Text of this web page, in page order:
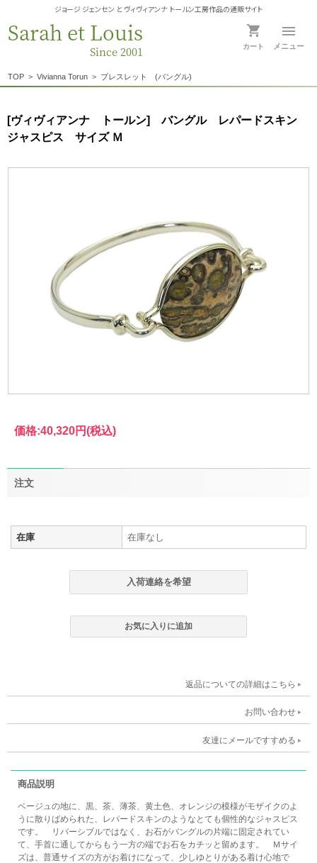
ジョージ ジェンセン と ヴィヴィアンナ トールン工房作品の通販サイト
Sarah et Louis
Since 2001 カート メニュー
TOP > Vivianna Torun > ブレスレット (バングル)
[ヴィヴィアンナ トールン] バングル レパードスキン
ジャスピス サイズ Ｍ
価格:40,320円(税込)
注文
在庫 在庫なし
返品についての詳細はこちら
お問い合わせ
友達にメールですすめる
商品説明
ベージュの地に、黒、茶、薄茶、黄土色、オレンジの模様がモザイクのよ
うに散りばめられた、レパードスキンのようなとても個性的なジャスピス
です。 リバーシブルではなく、お石がバングルの片端に固定されてい
て、手首に通してからもう一方の端でお石をカチッと留めます。 Ｍサイ
ズは、普通サイズの方がお着けになって、少しゆとりがある着け心地で